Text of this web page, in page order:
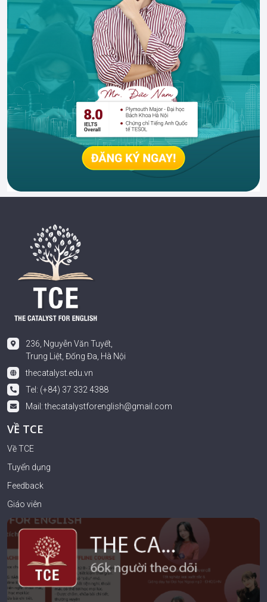
236, Nguyễn Văn Tuyết,
Trung Liệt, Đống Đa, Hà Nội
thecatalyst.edu.vn
Tel: (+84) 37 332 4388
Mail:thecatalystforenglish@gmail.com
VỀ TCE
Về TCE
Tuyển dụng
Feedback
Giáo viên